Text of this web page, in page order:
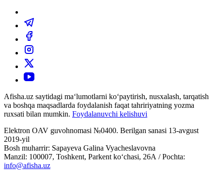
Afisha.uz saytidagi ma‘lumotlarni ko‘paytirish, nusxalash, tarqatish
va boshqa maqsadlarda foydalanish faqat tahririyatning yozma
ruxsati bilan mumkin. Foydalanuvchi kelishuvi
Elektron OAV guvohnomasi №0400. Berilgan sanasi 13-avgust
2019-yil
Bosh muharrir: Sapayeva Galina Vyacheslavovna
Manzil: 100007, Toshkent, Parkent ko‘chasi, 26А / Pochta:
info@afisha.uz